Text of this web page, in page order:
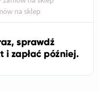
na sklep